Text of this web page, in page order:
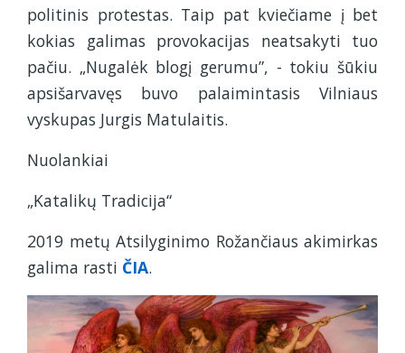
politinis protestas. Taip pat kviečiame į bet
kokias galimas provokacijas neatsakyti tuo
pačiu. „Nugalėk blogį gerumu”, - tokiu šūkiu
apsišarvavęs buvo palaimintasis Vilniaus
vyskupas Jurgis Matulaitis.
Nuolankiai
„Katalikų Tradicija“
2019 metų Atsilyginimo Rožančiaus akimirkas
galima rasti ČIA.